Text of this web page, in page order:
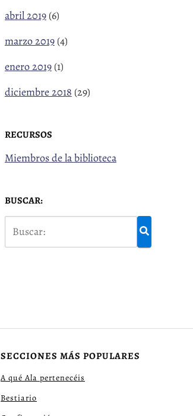
abril 2019(6)
marzo 2019(4)
enero 2019(1)
diciembre 2018 (29)
RECURSOS
Miembros de la biblioteca
BUSCAR:
SECCIONES MÁS POPULARES
A qué Ala pertenecéis
Bestiario